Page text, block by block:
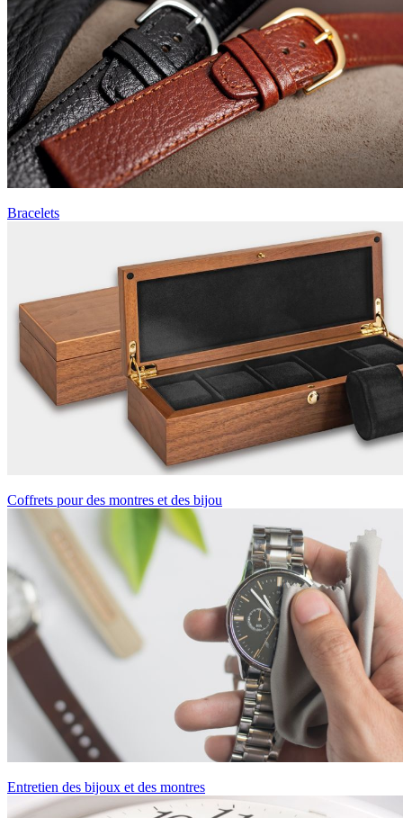
Bracelets
Coffrets pour des montres et des bijou
Entretien des bijoux et des montres